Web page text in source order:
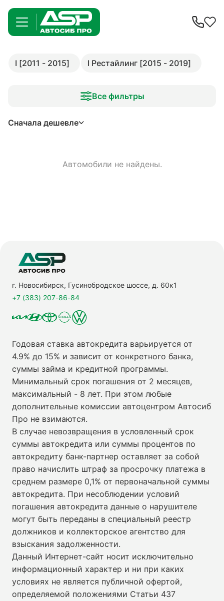
I [2011 - 2015] I Рестайлинг [2015 - 2019]
Все фильтры
Сначала дешевле
Автомобили не найдены.
г. Новосибирск, Гусинобродское шоссе, д. 60к1
+7 (383) 207-86-84
Годовая ставка автокредита варьируется от
4.9% до 15% и зависит от конкретного банка,
суммы займа и кредитной программы.
Минимальный срок погашения от 2 месяцев,
максимальный - 8 лет. При этом любые
дополнительные комиссии автоцентром Автосиб
Про не взимаются.
В случае невозвращения в условленный срок
суммы автокредита или суммы процентов по
автокредиту банк-партнер оставляет за собой
право начислить штраф за просрочку платежа в
среднем размере 0,1% от первоначальной суммы
автокредита. При несоблюдении условий
погашения автокредита данные о нарушителе
могут быть переданы в специальный реестр
должников и коллекторское агентство для
взыскания задолженности.
Данный Интернет-сайт носит исключительно
информационный характер и ни при каких
условиях не является публичной офертой,
определяемой положениями Статьи 437